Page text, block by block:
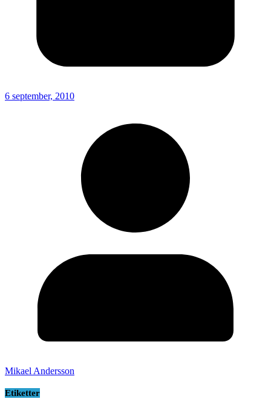
6 september, 2010
Mikael Andersson
Etiketter